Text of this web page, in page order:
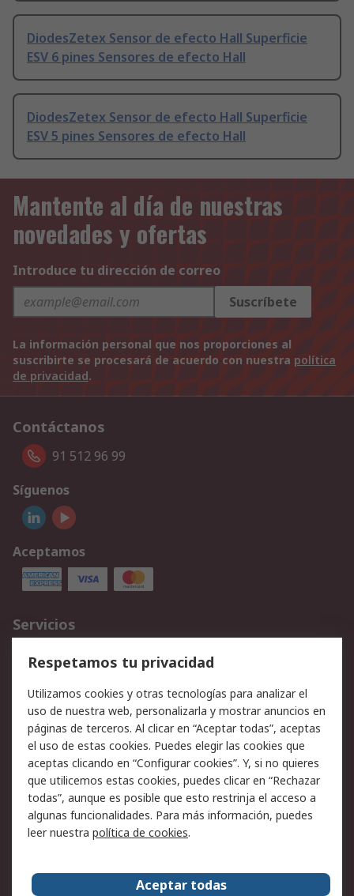
DiodesZetex Sensor de efecto Hall Superficie
ESV 6 pines Sensores de efecto Hall
DiodesZetex Sensor de efecto Hall Superficie
ESV 5 pines Sensores de efecto Hall
Mantente al día de nuestras
novedades y ofertas
Introduce tu dirección de correo
Suscríbete
La información personal que nos proporciones al
suscribirte se procesará de acuerdo con nuestra política
de privacidad.
Contáctanos
91 512 96 99
Síguenos
Aceptamos
Servicios
Cómo realizar pedidos
Devoluciones
Facturación y pago
Ofertas
Soporte técnico
Legal
Aviso legal
Política de privacidad -
Actualizada
Política sobre cookies
Seguridad de emails
Certificaciones de
Condiciones de venta
Acerca de RS
Respetamos tu privacidad
Utilizamos cookies y otras tecnologías para analizar el
uso de nuestra web, personalizarla y mostrar anuncios en
páginas de terceros. Al clicar en “Aceptar todas”, aceptas
el uso de estas cookies. Puedes elegir las cookies que
aceptas clicando en “Configurar cookies”. Y, si no quieres
que utilicemos estas cookies, puedes clicar en “Rechazar
todas”, aunque es posible que esto restrinja el acceso a
algunas funcionalidades. Para más información, puedes
leer nuestra política de cookies.
Aceptar todas